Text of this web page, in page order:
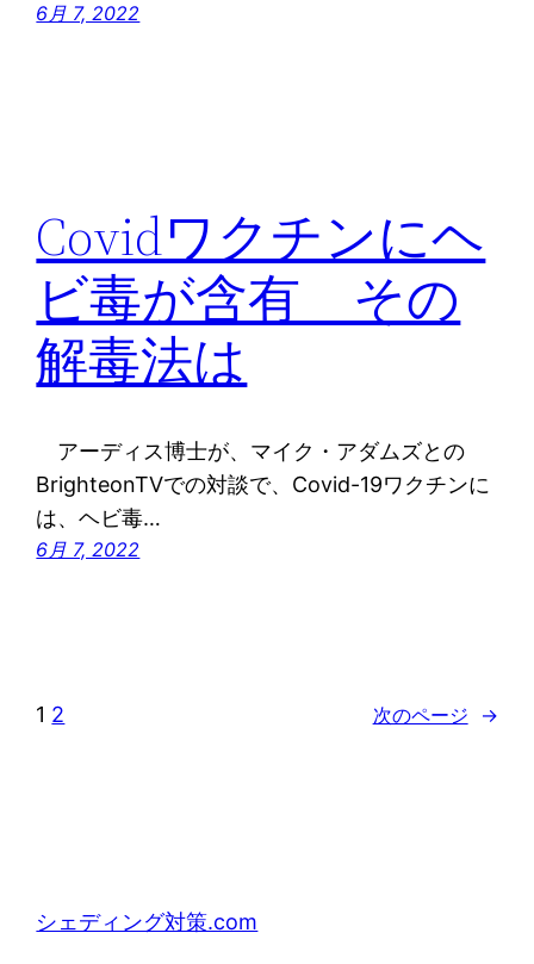
6月 7, 2022
Covidワクチンにヘ
ビ毒が含有 その
解毒法は
アーディス博士が、マイク・アダムズとの
BrighteonTVでの対談で、Covid-19ワクチンに
は、ヘビ毒…
6月 7, 2022
1 2 次のページ →
シェディング対策.com